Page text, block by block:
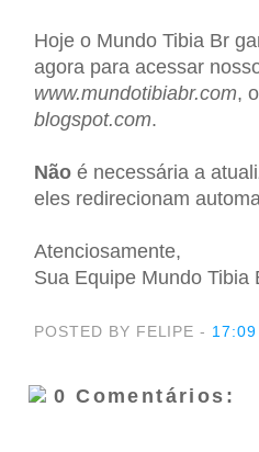
Hoje o Mundo Tibia Br
agora para acessar
www.mundotibiabr.com,
blogspot.com.
Não é necessária a
eles redirecionam
Atenciosamente,
Sua Equipe Mundo Tibia
POSTED BY FELIPE- 17:09
0 Comentários: